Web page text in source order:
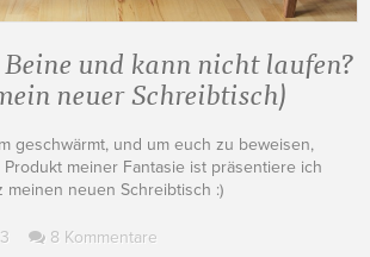
und kann nicht laufen?
neuer Schreibtisch)
geschwärmt, und um euch zu beweisen,
meiner Fantasie ist präsentiere ich
meinen neuen Schreibtisch :)
8 Kommentare